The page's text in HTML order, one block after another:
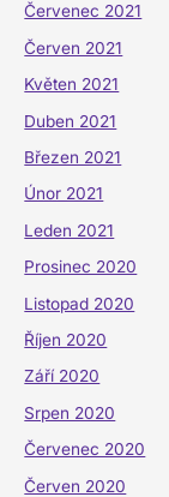
Červenec 2021
Červen 2021
Květen 2021
Duben 2021
Březen 2021
Únor 2021
Leden 2021
Prosinec 2020
Listopad 2020
Říjen 2020
Září 2020
Srpen 2020
Červenec 2020
Červen 2020